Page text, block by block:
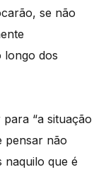
se não
longo dos
“a situação
pensar não
naquilo que é